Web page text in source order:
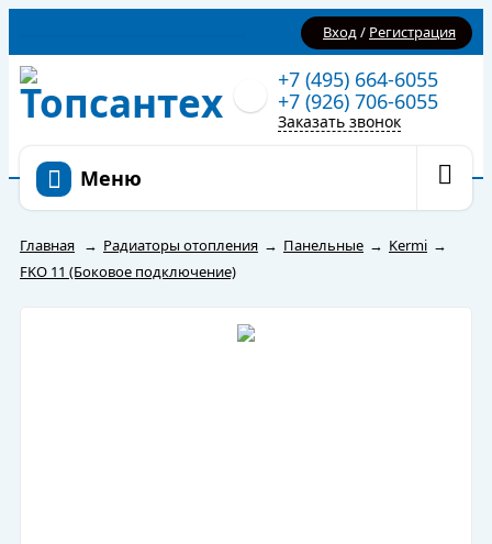
Вход/ Регистрация
+7 (495) 664-6055
+7 (926) 706-6055
Заказать звонок
Меню
Главная → Радиаторы отопления → Панельные → Kermi →
FKO 11 (Боковое подключение)